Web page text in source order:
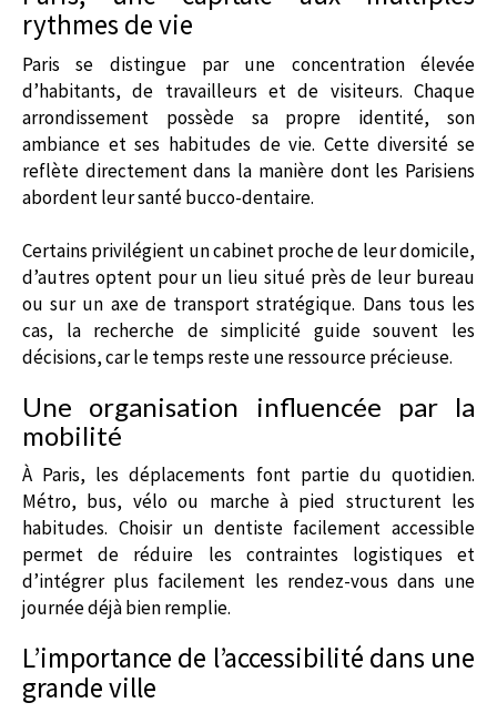
rythmes de vie
Paris se distingue par une concentration élevée
d’habitants, de travailleurs et de visiteurs. Chaque
arrondissement possède sa propre identité, son
ambiance et ses habitudes de vie. Cette diversité se
reflète directement dans la manière dont les Parisiens
abordent leur santé bucco-dentaire.
Certains privilégient un cabinet proche de leur domicile,
d’autres optent pour un lieu situé près de leur bureau
ou sur un axe de transport stratégique. Dans tous les
cas, la recherche de simplicité guide souvent les
décisions, car le temps reste une ressource précieuse.
Une organisation influencée par la
mobilité
À Paris, les déplacements font partie du quotidien.
Métro, bus, vélo ou marche à pied structurent les
habitudes. Choisir un dentiste facilement accessible
permet de réduire les contraintes logistiques et
d’intégrer plus facilement les rendez-vous dans une
journée déjà bien remplie.
L’importance de l’accessibilité dans une
grande ville